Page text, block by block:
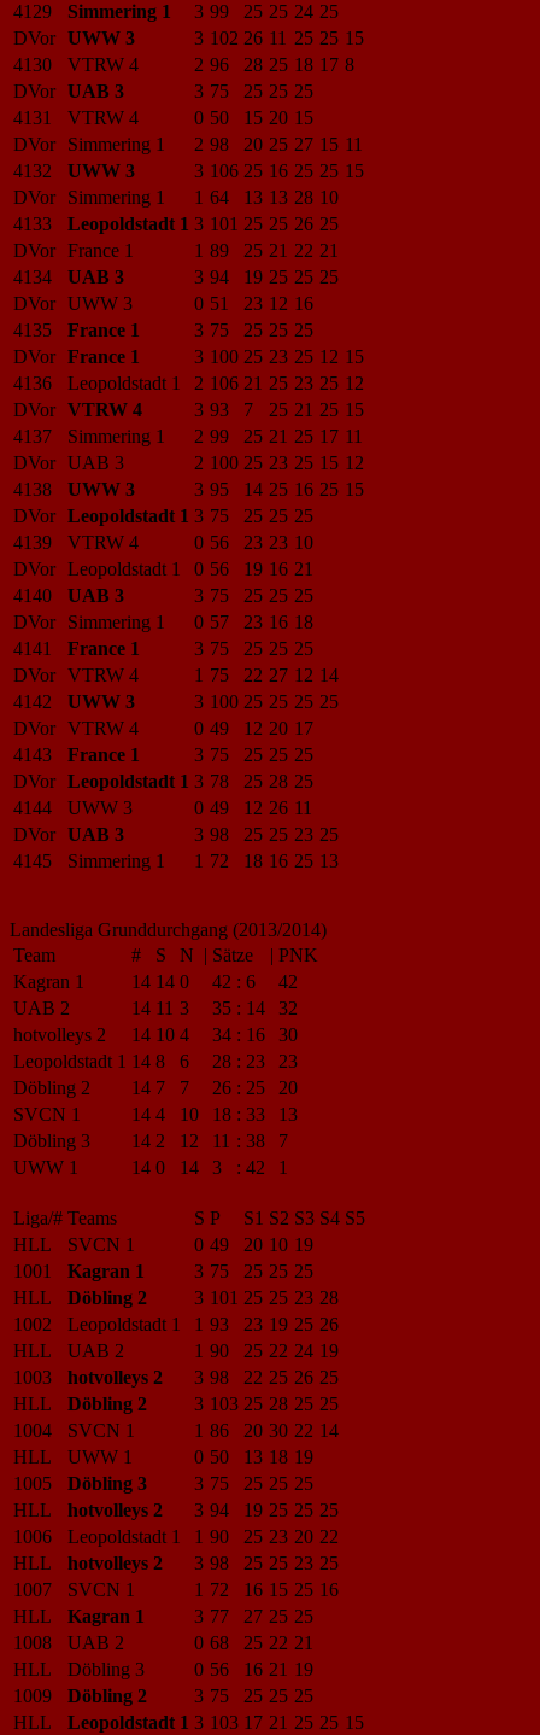
4129
Simmering 1 3 99 25 25 24 25
DVor UWW 3 3 102 26 11 25 25 15
4130
VTRW 4 2 96 28 25 18 17 8
DVor UAB 3 3 75 25 25 25
4131
VTRW 4 0 50 15 20 15
DVor
Simmering 1 2 98 20 25 27 15 11
4132
UWW 3 3 106 25 16 25 25 15
DVor
Simmering 1 1 64 13 13 28 10
4133
Leopoldstadt 1 3 101 25 25 26 25
DVor France 1 1 89 25 21 22 21
4134
UAB 3 3 94 19 25 25 25
DVor UWW 3 0 51 23 12 16
4135
France 1 3 75 25 25 25
DVor France 1 3 100 25 23 25 12 15
4136
Leopoldstadt 1 2 106 21 25 23 25 12
DVor VTRW 4 3 93 7 25 21 25 15
4137
Simmering 1 2 99 25 21 25 17 11
DVor UAB 3 2 100 25 23 25 15 12
4138
UWW 3 3 95 14 25 16 25 15
DVor Leopoldstadt 1 3 75 25 25 25
4139
VTRW 4 0 56 23 23 10
DVor Leopoldstadt 1 0 56 19 16 21
4140
UAB 3 3 75 25 25 25
DVor
Simmering 1 0 57 23 16 18
4141
France 1 3 75 25 25 25
DVor VTRW 4 1 75 22 27 12 14
4142
UWW 3 3 100 25 25 25 25
DVor VTRW 4 0 49 12 20 17
4143
France 1 3 75 25 25 25
DVor Leopoldstadt 1 3 78 25 28 25
4144
UWW 3 0 49 12 26 11
DVor UAB 3 3 98 25 25 23 25
4145
Simmering 1 1 72 18 16 25 13
Landesliga Grunddurchgang (2013/2014)
Team
# S N | Sätze | PNK
Kagran 1
14 14 0 42 : 6
42
UAB 2
14 11 3 35 : 14
32
hotvolleys 2
14 10 4 34 : 16
30
Leopoldstadt 1 14 8 6 28 : 23
23
Döbling 2
14 7 7 26 : 25
20
SVCN 1
14 4 10 18 : 33
13
Döbling 3
14 2 12 11 : 38
7
UWW 1
14 0 14 3 : 42 1
Liga/# Teams S P S1 S2 S3 S4 S5
HLL
SVCN 1 0 49 20 10 19
1001
Kagran 1 3 75 25 25 25
HLL
Döbling 2 3 101 25 25 23 28
1002
Leopoldstadt 1 1 93 23 19 25 26
HLL
UAB 2 1 90 25 22 24 19
1003
hotvolleys 2 3 98 22 25 26 25
HLL
Döbling 2 3 103 25 28 25 25
1004
SVCN 1 1 86 20 30 22 14
HLL
UWW 1 0 50 13 18 19
1005
Döbling 3 3 75 25 25 25
HLL
hotvolleys 2 3 94 19 25 25 25
1006
Leopoldstadt 1 1 90 25 23 20 22
HLL
hotvolleys 2 3 98 25 25 23 25
1007
SVCN 1 1 72 16 15 25 16
HLL
Kagran 1 3 77 27 25 25
1008
UAB 2 0 68 25 22 21
HLL
Döbling 3 0 56 16 21 19
1009
Döbling 2 3 75 25 25 25
HLL
Leopoldstadt 1 3 103 17 21 25 25 15